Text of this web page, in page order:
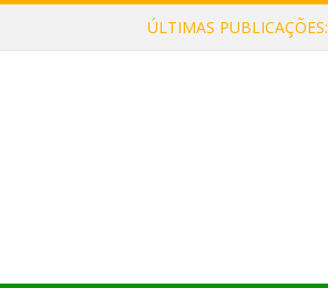
ÚLTIMAS PUBLICAÇÕES: